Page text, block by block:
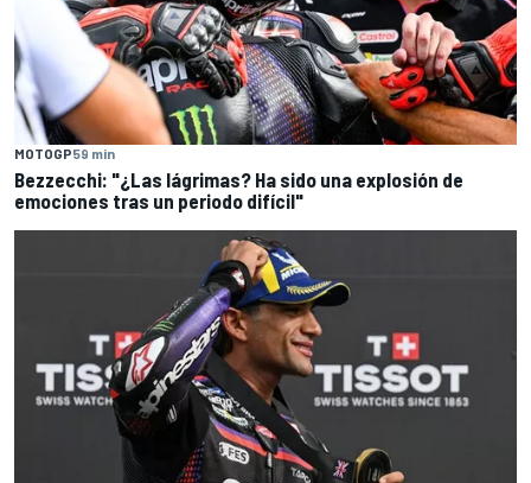
MOTOGP59 min
Bezzecchi: "¿Las lágrimas? Ha sido una explosión de
emociones tras un periodo difícil"